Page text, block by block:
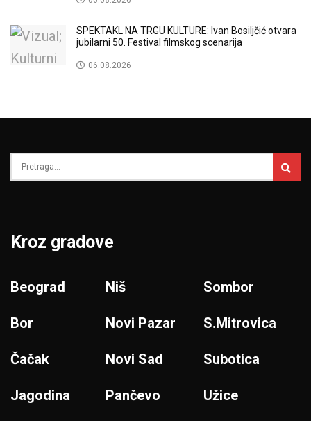
SPEKTAKL NA TRGU KULTURE: Ivan Bosiljčić otvara
jubilarni 50. Festival filmskog scenarija
06.08.2026
Kroz gradove
Beograd
Bor
Čačak
Jagodina
Niš
Novi Pazar
Novi Sad
Pančevo
Sombor
S.Mitrovica
Subotica
Užice